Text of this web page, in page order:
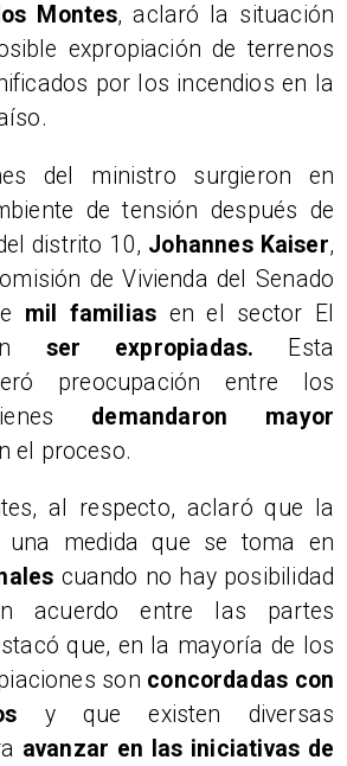
Montes, aclaró la situación
expropiación de terrenos
por los incendios en la
del ministro surgieron en
de tensión después de
distrito 10, Johannes Kaiser,
de Vivienda del Senado
mil familias en el sector El
ser expropiadas. Esta
preocupación entre los
demandaron mayor
el proceso.
al respecto, aclaró que la
una medida que se toma en
cuando no hay posibilidad
acuerdo entre las partes
que, en la mayoría de los
son concordadas con
y que existen diversas
avanzar en las iniciativas de